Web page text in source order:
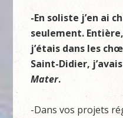
-En soliste j’en ai
seulement.
j’étais dans les
Saint-Didier,
Mater.
-Dans vos projets